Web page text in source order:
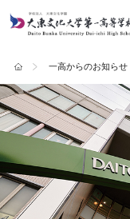
ホーム 一高からのお知らせ